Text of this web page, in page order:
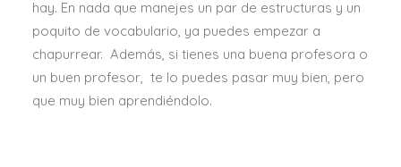
hay. En nada que manejes un par de estructuras y un
poquito de vocabulario, ya puedes empezar a
chapurrear. Además, si tienes una buena profesora o
un buen profesor, te lo puedes pasar muy bien, pero
que muy bien aprendiéndolo.